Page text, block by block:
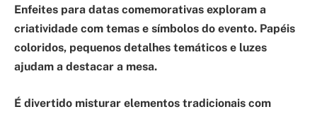
Enfeites para datas comemorativas exploram a
criatividade com temas e símbolos do evento. Papéis
coloridos, pequenos detalhes temáticos e luzes
ajudam a destacar a mesa.
É divertido misturar elementos tradicionais com